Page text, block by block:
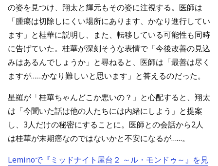
の姿を見つけ、翔太と輝元もその姿に注視する。医師は
「腫瘍は切除しにくい場所にあります、かなり進行してい
ます」と桂華に説明し、また、転移している可能性も同時
に告げていた。桂華が深刻そうな表情で「今後改善の見込
みはあるんでしょうか」と尋ねると、医師は「最善は尽く
ますが……かなり難しいと思います」と答えるのだった。
星羅が「桂華ちゃんどこか悪いの？」と心配すると、翔太
は「今聞いた話は他の人たちには内緒にしよう」と提案
し、3人だけの秘密にすることに。医師との会話から2人
は桂華が末期癌なのではないかと不安になるが……。
Leminoで『ミッドナイト屋台２ ～ル・モンドゥ～』を見